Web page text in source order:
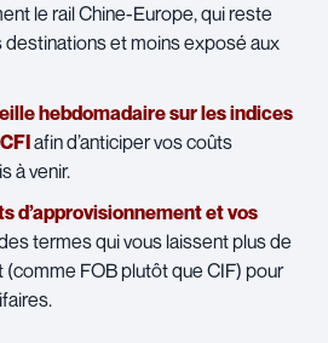
le rail Chine-Europe, qui reste
et moins exposé aux
hebdomadaire sur les indices
afin d’anticiper vos coûts
à venir.
d’approvisionnement et vos
termes qui vous laissent plus de
FOB plutôt que CIF) pour